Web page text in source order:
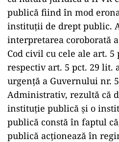
publică fiind în mod
instituţii de drept public.
interpretarea coroborată
Cod civil cu cele ale art. 5
respectiv art. 5 pct. 29 lit.
urgenţă a Guvernului nr.
Administrativ, rezultă că
instituţie publică şi o
publică constă în faptul
publică acţionează în